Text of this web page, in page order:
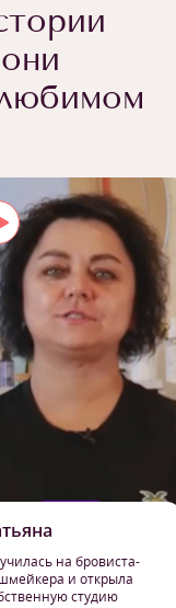
на бровиста-
и открыла
студию